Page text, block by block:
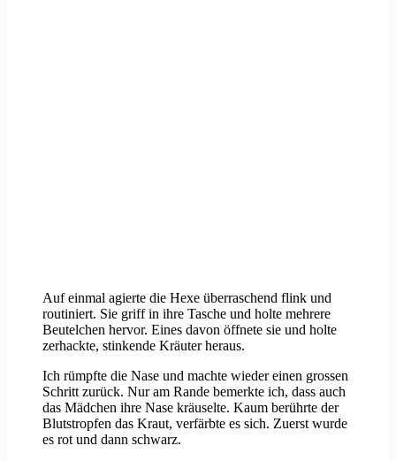
Auf einmal agierte die Hexe überraschend flink und
routiniert. Sie griff in ihre Tasche und holte mehrere
Beutelchen hervor. Eines davon öffnete sie und holte
zerhackte, stinkende Kräuter heraus.
Ich rümpfte die Nase und machte wieder einen grossen
Schritt zurück. Nur am Rande bemerkte ich, dass auch
das Mädchen ihre Nase kräuselte. Kaum berührte der
Blutstropfen das Kraut, verfärbte es sich. Zuerst wurde
es rot und dann schwarz.